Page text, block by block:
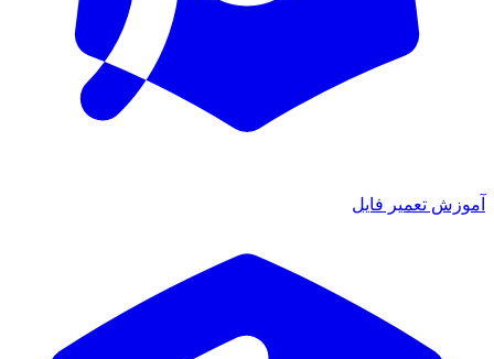
آموزش تعمیر فایل